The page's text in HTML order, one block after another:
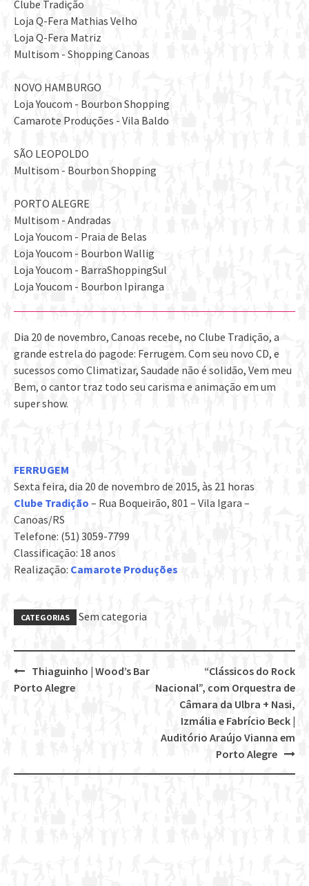
Clube Tradição
Loja Q-Fera Mathias Velho
Loja Q-Fera Matriz
Multisom - Shopping Canoas
NOVO HAMBURGO
Loja Youcom - Bourbon Shopping
Camarote Produções - Vila Baldo
SÃO LEOPOLDO
Multisom - Bourbon Shopping
PORTO ALEGRE
Multisom - Andradas
Loja Youcom - Praia de Belas
Loja Youcom - Bourbon Wallig
Loja Youcom - BarraShoppingSul
Loja Youcom - Bourbon Ipiranga
Dia 20 de novembro, Canoas recebe, no Clube Tradição, a
grande estrela do pagode: Ferrugem. Com seu novo CD, e
sucessos como Climatizar, Saudade não é solidão, Vem meu
Bem, o cantor traz todo seu carisma e animação em um
super show.
FERRUGEM
Sexta feira, dia 20 de novembro de 2015, às 21 horas
Clube Tradição – Rua Boqueirão, 801 – Vila Igara –
Canoas/RS
Telefone: (51) 3059-7799
Classificação: 18 anos
Realização: Camarote Produções
CATEGORIAS Sem categoria
Post
“Clássicos do Rock
Nacional”, com Orquestra de
Câmara da Ulbra + Nasi,
Izmália e Fabrício Beck |
Auditório Araújo Vianna em
Porto Alegre
Thiaguinho | Wood’s Bar
Porto Alegre